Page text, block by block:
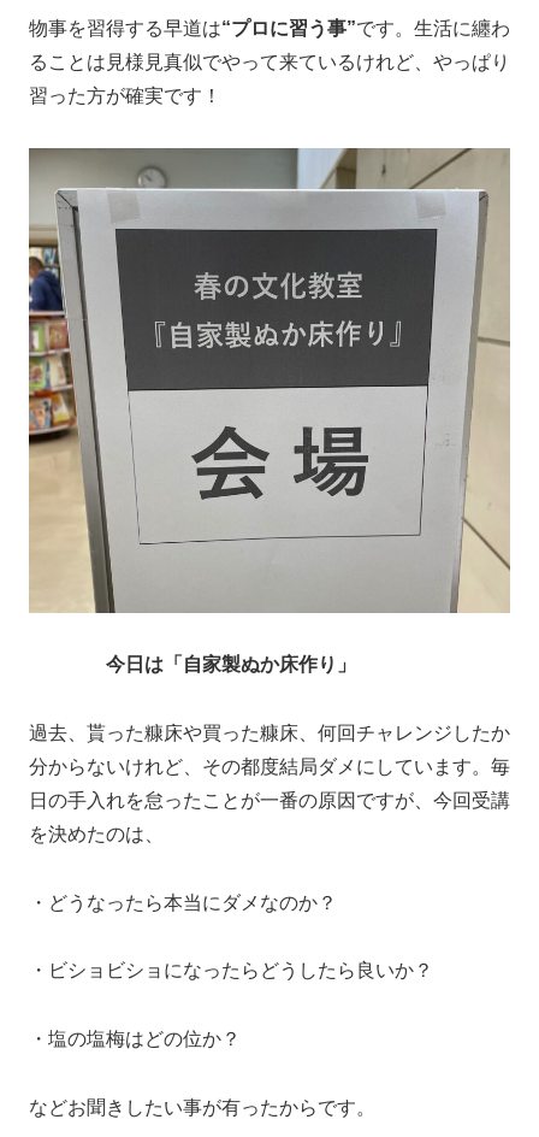
物事を習得する早道は“プロに習う事”です。生活に纏わ
ることは見様見真似でやって来ているけれど、やっぱり
習った方が確実です！
今日は「自家製ぬか床作り」
過去、貰った糠床や買った糠床、何回チャレンジしたか
分からないけれど、その都度結局ダメにしています。毎
日の手入れを怠ったことが一番の原因ですが、今回受講
を決めたのは、
・どうなったら本当にダメなのか？
・ビショビショになったらどうしたら良いか？
・塩の塩梅はどの位か？
などお聞きしたい事が有ったからです。